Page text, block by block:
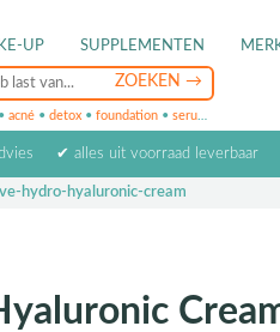
UP SUPPLEMENTEN
• acné • detox • foundation • serum
✔ alles uit voorraad leverbaar
hydro-hyaluronic-cream